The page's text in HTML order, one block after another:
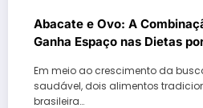
Abacate e Ovo: A
Ganha Espaço nas Dietas
Em meio ao crescimento da
saudável, dois alimentos
brasileira…